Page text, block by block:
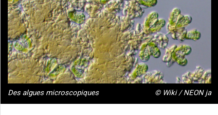
Des algues microscopiques © Wiki / NEON ja